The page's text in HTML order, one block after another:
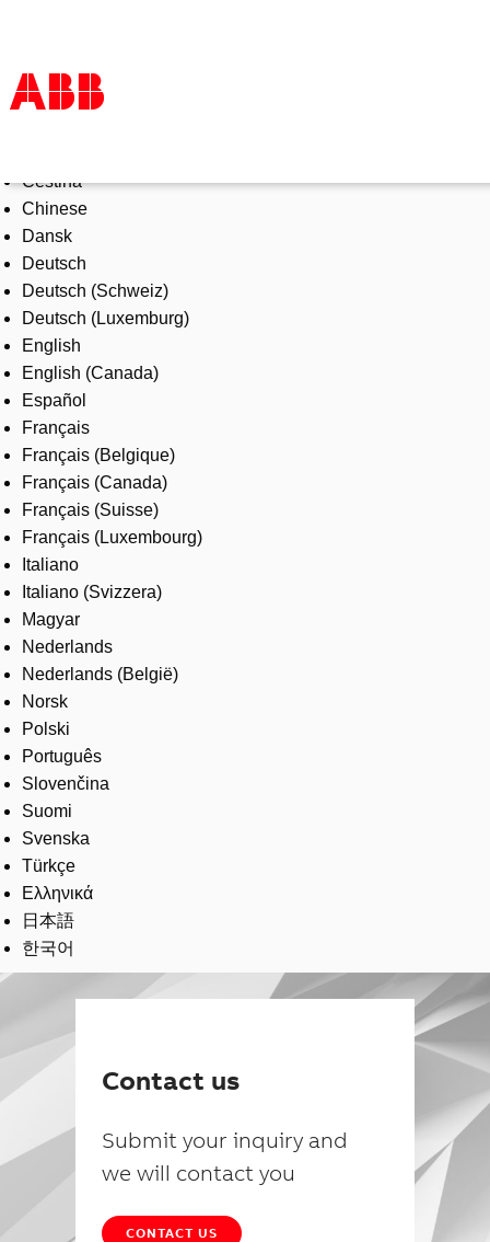
Products & Solutions
Industries
Services
About us
Where to buy
Contact us
Careers
Čeština
Chinese
Dansk
Deutsch
Deutsch (Schweiz)
Deutsch (Luxemburg)
English
English (Canada)
Español
Français
Français (Belgique)
Français (Canada)
Français (Suisse)
Français (Luxembourg)
Italiano
Italiano (Svizzera)
Magyar
Nederlands
Nederlands (België)
Norsk
Polski
Português
Slovenčina
Suomi
Svenska
Türkçe
Ελληνικά
日本語
한국어
Contact us
Submit your inquiry and
we will contact you
CONTACT US